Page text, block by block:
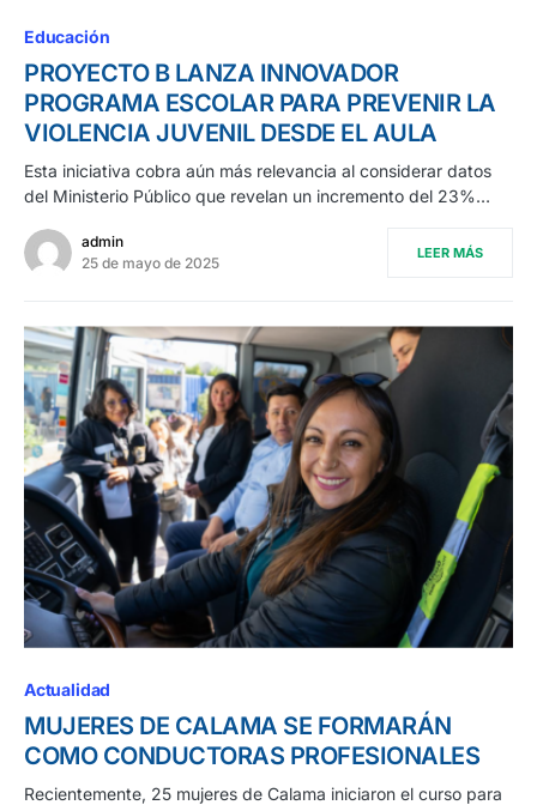
Educación
PROYECTO B LANZA INNOVADOR
PROGRAMA ESCOLAR PARA PREVENIR LA
VIOLENCIA JUVENIL DESDE EL AULA
Esta iniciativa cobra aún más relevancia al considerar datos
del Ministerio Público que revelan un incremento del 23%…
admin
25 de mayo de 2025
LEER MÁS
Actualidad
MUJERES DE CALAMA SE FORMARÁN
COMO CONDUCTORAS PROFESIONALES
Recientemente, 25 mujeres de Calama iniciaron el curso para